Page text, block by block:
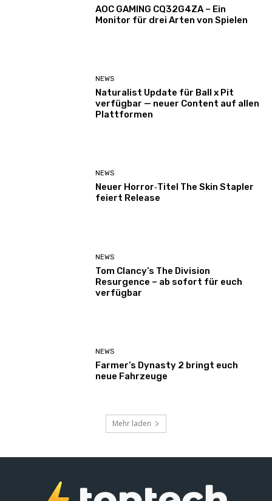
AOC GAMING CQ32G4ZA – Ein
Monitor für drei Arten von Spielen
NEWS
Naturalist Update für Ball x Pit
verfügbar — neuer Content auf allen
Plattformen
NEWS
Neuer Horror‑Titel The Skin Stapler
feiert Release
NEWS
Tom Clancy’s The Division
Resurgence – ab sofort für euch
verfügbar
NEWS
Farmer’s Dynasty 2 bringt euch
neue Fahrzeuge
Mehr laden